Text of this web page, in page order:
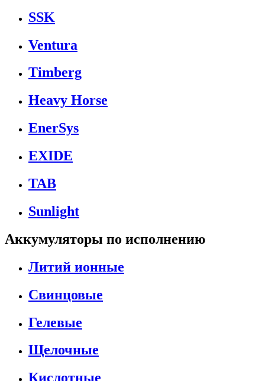
SSK
Ventura
Timberg
Heavy Horse
EnerSys
EXIDE
TAB
Sunlight
Аккумуляторы по исполнению
Литий ионные
Свинцовые
Гелевые
Щелочные
Кислотные